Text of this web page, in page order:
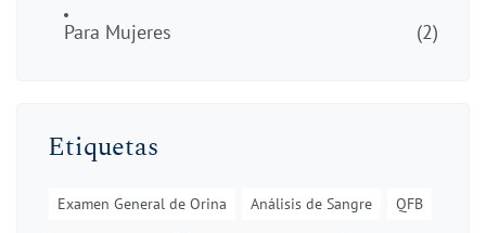
Para Mujeres
(2)
Etiquetas
Examen General de Orina Análisis de Sangre QFB